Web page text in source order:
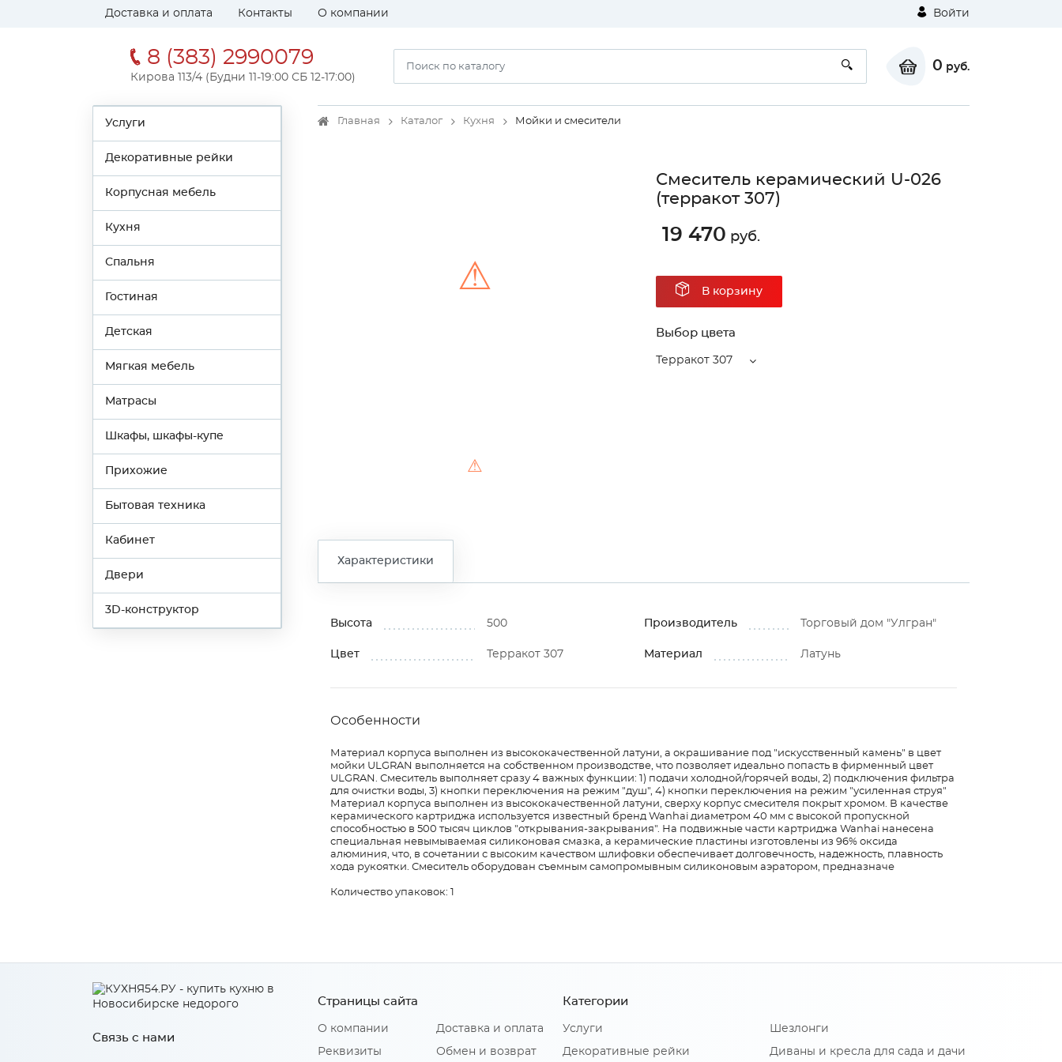
Доставка и оплата Контакты О компании Войти
8 (383) 2990079
Кирова 113/4 (Будни 11-19:00 СБ 12-17:00)
0 руб.
Услуги
Декоративные рейки
Корпусная мебель
Кухня
Спальня
Гостиная
Детская
Мягкая мебель
Матрасы
Шкафы, шкафы-купе
Прихожие
Бытовая техника
Кабинет
Двери
3D-конструктор
Главная Каталог Кухня Мойки и смесители
⚠
⚠
Смеситель керамический U-026
(терракот 307)
19 470 руб.
В корзину
Выбор цвета
Терракот 307
Характеристики
Высота 500 Производитель Торговый дом "Улгран"
Цвет Терракот 307 Материал Латунь
Особенности
Материал корпуса выполнен из высококачественной латуни, а окрашивание под "искусственный камень" в цвет
мойки ULGRAN выполняется на собственном производстве, что позволяет идеально попасть в фирменный цвет
ULGRAN. Смеситель выполняет сразу 4 важных функции: 1) подачи холодной/горячей воды, 2) подключения фильтра
для очистки воды, 3) кнопки переключения на режим "душ", 4) кнопки переключения на режим "усиленная струя"
Материал корпуса выполнен из высококачественной латуни, сверху корпус смесителя покрыт хромом. В качестве
керамического картриджа используется известный бренд Wanhai диаметром 40 мм с высокой пропускной
способностью в 500 тысяч циклов "открывания-закрывания". На подвижные части картриджа Wanhai нанесена
специальная невымываемая силиконовая смазка, а керамические пластины изготовлены из 96% оксида
алюминия, что, в сочетании с высоким качеством шлифовки обеспечивает долговечность, надежность, плавность
хода рукоятки. Смеситель оборудован съемным самопромывным силиконовым аэратором, предназначе
Количество упаковок: 1
Связь с нами
Страницы сайта
О компании
Реквизиты
Доставка и оплата
Обмен и возврат
Категории
Услуги
Декоративные рейки
Шезлонги
Диваны и кресла для сада и дачи